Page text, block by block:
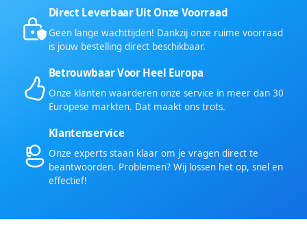
Direct Leverbaar Uit Onze Voorraad
Geen lange wachttijden! Dankzij onze ruime voorraad
is jouw bestelling direct beschikbaar.
Betrouwbaar Voor Heel Europa
Onze klanten waarderen onze service in meer dan 30
Europese markten. Dat maakt ons trots.
Klantenservice
Onze experts staan klaar om je vragen direct te
beantwoorden. Problemen? Wij lossen het op, snel en
effectief!